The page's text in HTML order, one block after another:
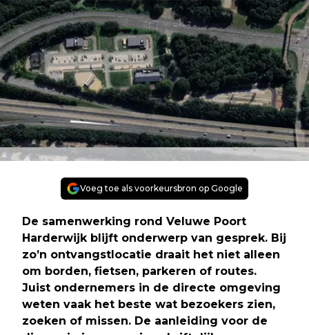
Voeg toe als voorkeursbron op Google
De samenwerking rond Veluwe Poort
Harderwijk blijft onderwerp van gesprek. Bij
zo’n ontvangstlocatie draait het niet alleen
om borden, fietsen, parkeren of routes.
Juist ondernemers in de directe omgeving
weten vaak het beste wat bezoekers zien,
zoeken of missen. De aanleiding voor de